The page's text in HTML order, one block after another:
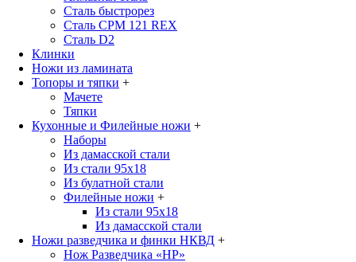
Сталь быстрорез
Сталь CPM 121 REX
Сталь D2
Клинки
Ножи из ламината
Топоры и тяпки +
Мачете
Тяпки
Кухонные и Филейные ножи +
Наборы
Из дамасской стали
Из стали 95х18
Из булатной стали
Филейные ножи +
Из стали 95х18
Из дамасской стали
Ножи разведчика и финки НКВД +
Нож Разведчика «НР»